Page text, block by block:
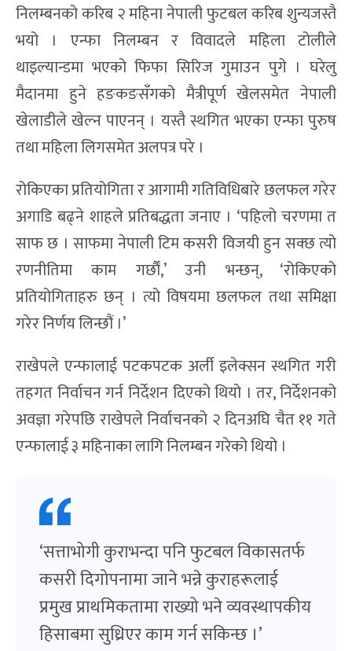
निलम्बनको करिब २ महिना नेपाली फुटबल करिब शुन्यजस्तै
भयो । एन्फा निलम्बन र विवादले महिला टोलीले
थाइल्यान्डमा भएको फिफा सिरिज गुमाउन पुगे । घरेलु
मैदानमा हुने हङकङसँगको मैत्रीपूर्ण खेलसमेत नेपाली
खेलाडीले खेल्न पाएनन् । यस्तै स्थगित भएका एन्फा पुरुष
तथा महिला लिगसमेत अलपत्र परे ।
रोकिएका प्रतियोगिता र आगामी गतिविधिबारे छलफल गरेर
अगाडि बढ्ने शाहले प्रतिबद्धता जनाए । ‘पहिलो चरणमा त
साफ छ । साफमा नेपाली टिम कसरी विजयी हुन सक्छ त्यो
रणनीतिमा काम गर्छाैं,’ उनी भन्छन्, ‘रोकिएको
प्रतियोगिताहरु छन् । त्यो विषयमा छलफल तथा समिक्षा
गरेर निर्णय लिन्छौं ।’
राखेपले एन्फालाई पटकपटक अर्ली इलेक्सन स्थगित गरी
तहगत निर्वाचन गर्न निर्देशन दिएको थियो । तर, निर्देशनको
अवज्ञा गरेपछि राखेपले निर्वाचनको २ दिनअघि चैत ११ गते
एन्फालाई ३ महिनाका लागि निलम्बन गरेको थियो ।
‘सत्ताभोगी कुराभन्दा पनि फुटबल विकासतर्फ
कसरी दिगोपनामा जाने भन्ने कुराहरूलाई
प्रमुख प्राथमिकतामा राख्यो भने व्यवस्थापकीय
हिसाबमा सुध्रिएर काम गर्न सकिन्छ ।’